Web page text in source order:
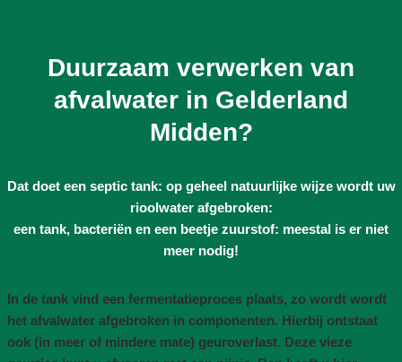
Duurzaam verwerken van
afvalwater in Gelderland
Midden?
Dat doet een septic tank: op geheel natuurlijke wijze wordt uw
rioolwater afgebroken:
een tank, bacteriën en een beetje zuurstof: meestal is er niet
meer nodig!
In de tank vind een fermentatieproces plaats, zo wordt wordt
het afvalwater afgebroken in componenten. Hierbij ontstaat
ook (in meer of mindere mate) geuroverlast. Deze vieze